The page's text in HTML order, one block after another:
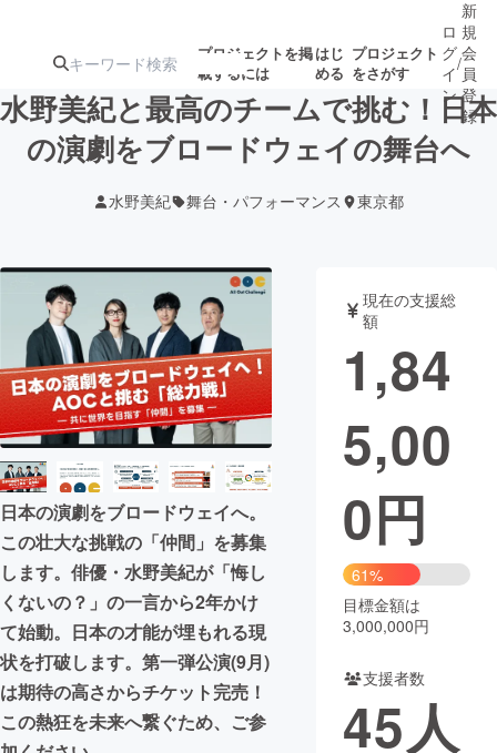
プロジェクトを掲
載するには
はじ
める
プロジェクト
をさがす
注目のリ
ターン
注目の新着プロ
ジェクト
募集終了が近いプ
ロジェクト
されます
アート・写真 音楽
テクノロジー・ガジェット ゲーム・サ
映像・映画
ビジネス・起業
まちづくり・地域活性化
CAMPFIRE for Social Good
CAMPFIRE Creation
CAMPFIREふるさと納税machi-ya コミュニティ
ロ
グ
イ
ン
/
新
規
会
員
登
録
水野美紀と最高のチームで挑む！日本
の演劇をブロードウェイの舞台へ
水野美紀 舞台・パフォーマンス 東京都
日本の演劇をブロードウェイへ。
この壮大な挑戦の「仲間」を募集
します。俳優・水野美紀が「悔し
くないの？」の一言から2年かけ
て始動。日本の才能が埋もれる現
状を打破します。第一弾公演(9月)
は期待の高さからチケット完売！
この熱狂を未来へ繋ぐため、ご参
現在の支援総
額
1,84
5,00
0円
61%
目標金額は
3,000,000円
支援者数
45人